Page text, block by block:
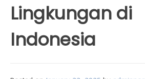
Lingkungan di
Indonesia